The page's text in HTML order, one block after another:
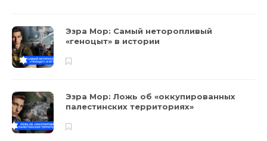
Эзра Мор: Самый неторопливый
«геноцыт» в истории
Эзра Мор: Ложь об «оккупированных
палестинских территориях»